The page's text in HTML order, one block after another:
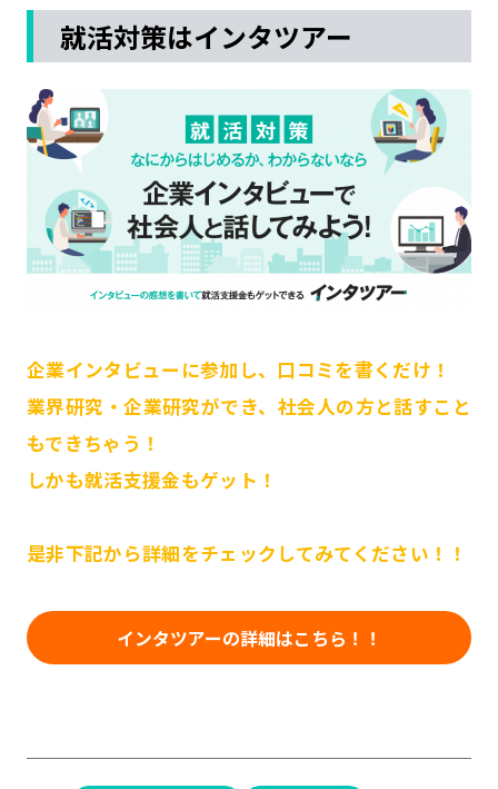
就活対策はインタツアー
企業インタビューに参加し、口コミを書くだけ！
業界研究・企業研究ができ、社会人の方と話すこと
もできちゃう！
しかも就活支援金もゲット！
是非下記から詳細をチェックしてみてください！！
インタツアーの詳細はこちら！！